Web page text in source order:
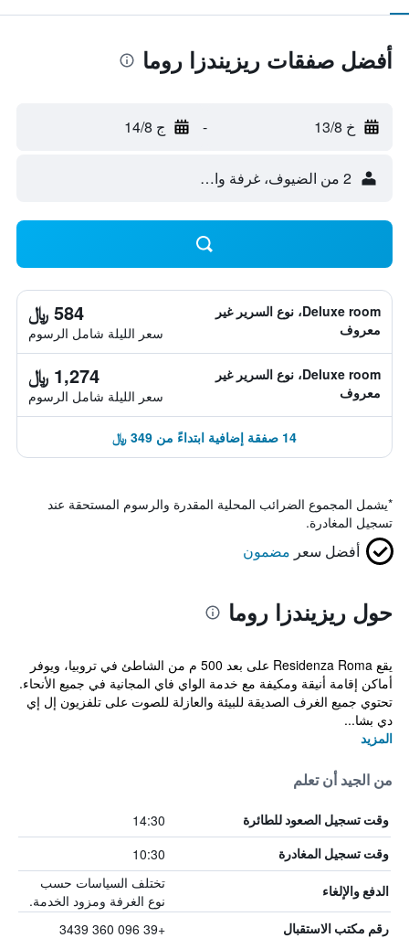
أفضل صفقات ريزيندزا روما
خ 13/8 - ج 14/8
2 من الضيوف، غرفة واحدة
Deluxe room، نوع السرير غير
معروف
584 ﷼
سعر الليلة شامل الرسوم
Deluxe room، نوع السرير غير
معروف
1,274 ﷼
سعر الليلة شامل الرسوم
14 صفقة إضافية ابتداءً من 349 ﷼
*يشمل المجموع الضرائب المحلية المقدرة والرسوم المستحقة عند
تسجيل المغادرة.
أفضل سعر مضمون
حول ريزيندزا روما
يقع Residenza Roma على بعد 500 م من الشاطئ في تروبيا، ويوفر
أماكن إقامة أنيقة ومكيفة مع خدمة الواي فاي المجانية في جميع الأنحاء.
تحتوي جميع الغرف الصديقة للبيئة والعازلة للصوت على تلفزيون إل إي
دي بشا...
المزيد
من الجيد أن تعلم
وقت تسجيل الصعود للطائرة 14:30
وقت تسجيل المغادرة 10:30
الدفع والإلغاء
تختلف السياسات حسب
نوع الغرفة ومزود الخدمة.
رقم مكتب الاستقبال +39 096 360 3439